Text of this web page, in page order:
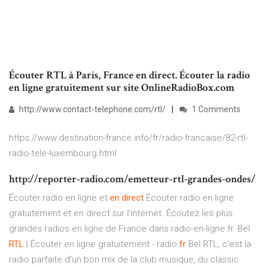
Écouter RTL à Paris, France en direct. Écouter la radio
en ligne gratuitement sur site OnlineRadioBox.com
http://www.contact-telephone.com/rtl/ 1 Comments
https://www.destination-france.info/fr/radio-francaise/82-rtl-
radio-tele-luxembourg.html
http://reporter-radio.com/emetteur-rtl-grandes-ondes/
Écouter radio en ligne et en direct Écouter radio en ligne
gratuitement et en direct sur l'internet. Écoutez les plus
grandes radios en ligne de France dans radio-en-ligne.fr. Bel
RTL | Écouter en ligne gratuitement - radio.fr Bel RTL, c'est la
radio parfaite d'un bon mix de la club musique, du classic